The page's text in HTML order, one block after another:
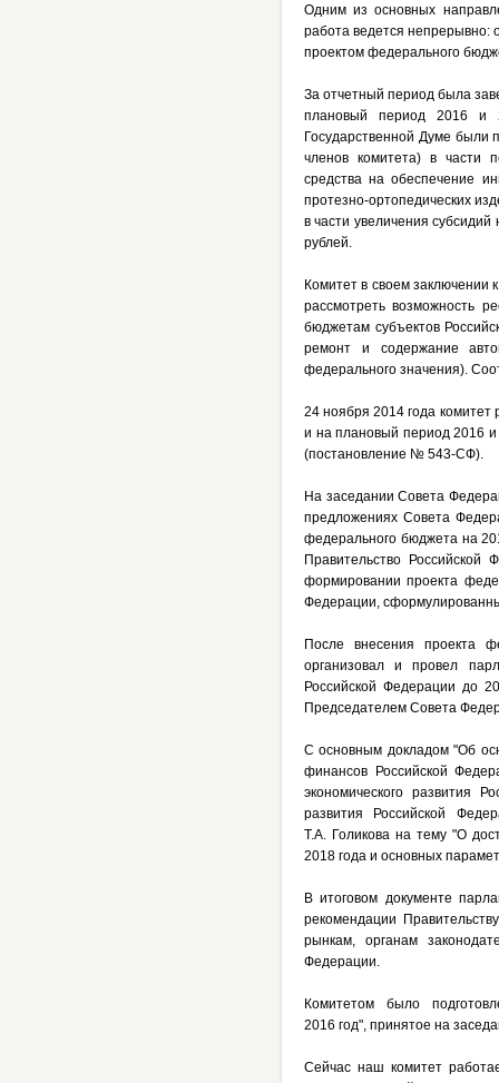
Одним из основных
работа ведется непрерывно:
проектом федерального
За отчетный период была
плановый период 2016 и
Государственной Думе
членов комитета) в части
средства на обеспечение
протезно-ортопедических
в части увеличения
рублей.
Комитет в своем заключении
рассмотреть возможность
бюджетам субъектов
ремонт и содержание
федерального значения).
24 ноября 2014 года
и на плановый период 2016
(постановление № 543-СФ).
На заседании Совета
предложениях Совета
федерального бюджета на
Правительство
формировании проекта
Федерации,
После внесения проекта
организовал и провел
Российской Федерации до
Председателем Совета
С основным докладом "Об
финансов Российской
экономического развития
развития Российской
Т.А. Голикова на тему "О
2018 года и основных
В итоговом документе
рекомендации
рынкам, органам
Федерации.
Комитетом было
2016 год", принятое на
Сейчас наш комитет